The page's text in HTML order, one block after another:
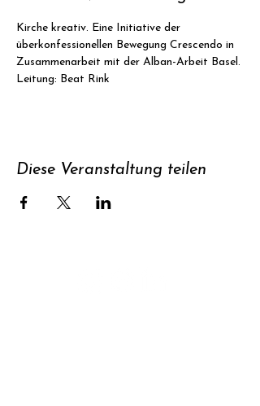
Kirche kreativ. Eine Initiative der
überkonfessionellen Bewegung Crescendo in
Zusammenarbeit mit der Alban-Arbeit Basel.
Leitung: Beat Rink
Diese Veranstaltung teilen